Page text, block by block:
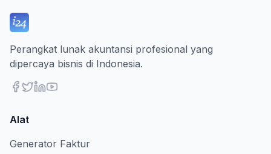
Perangkat lunak akuntansi profesional yang
dipercaya bisnis di Indonesia.
Alat
Generator Faktur